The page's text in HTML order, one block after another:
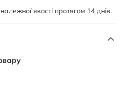
якості протягом 14 днів.